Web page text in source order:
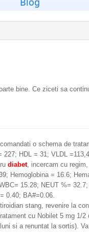
bine. Ce ziceti sa
o schema de
HDL = 31; VLDL
diabet, incercam cu
Hemoglobina = 16.6;
15.28; NEUT %=
0.40; BA#=0.06.
stang, revenire la
cu Nobilet 5 mg 1/2
si a renuntat la sortis).